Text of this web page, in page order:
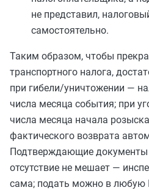
не представил,
самостоятельно.
Таким образом, чтобы
транспортного налога,
при гибели/уничтожении —
числа месяца события; при
числа месяца начала
фактического возврата
Подтверждающие
отсутствие не мешает —
сама; подать можно в любую